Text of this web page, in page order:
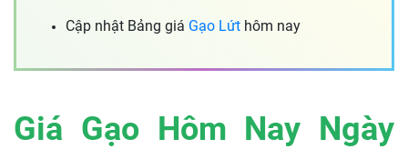
Cập nhật Bảng giá Gạo Lứt hôm nay
Giá Gạo Hôm Nay Ngày